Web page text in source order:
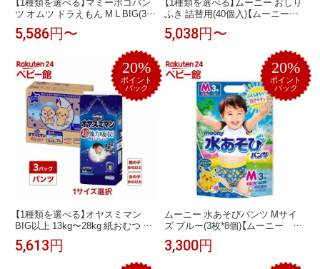
ツ オムツ ドラえもん M L BIG(3
個)【マミーポコパンツ】
5,586円〜
ふき 詰替用(40個入)【ムーニー
ベビーケアウエット】
5,038円〜
20%
ポイント
バック
【1種類を選べる】オヤスミマン
BIG以上 13kg〜28kg 紙おむつ パ
ンツ(24枚×3個)【ムーニー オネ
ショパンツ】
5,613円
20%
ポイント
バック
ムーニー 水あそびパンツ Mサイ
ズ ブルー(3枚*8個)【ムーニー 水
あそびパンツ】
3,300円